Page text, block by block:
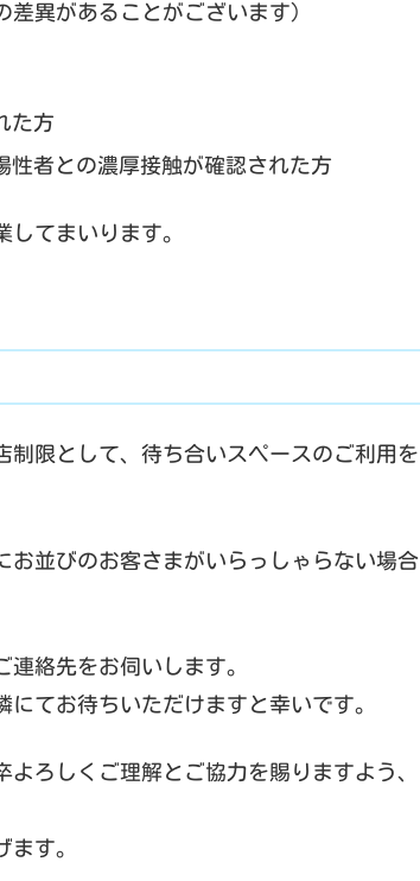
異があることがございます）
た方
性者との濃厚接触が確認された方
てまいります。
制限として、待ち合いスペースのご利用を
お並びのお客さまがいらっしゃらない場合
絡先をお伺いします。
てお待ちいただけますと幸いです。
ろしくご理解とご協力を賜りますよう、
す。